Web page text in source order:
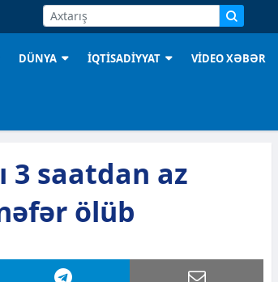
DÜNYA İQTİSADİYYAT VİDEO XƏBƏR
3 saatdan az
ölüb